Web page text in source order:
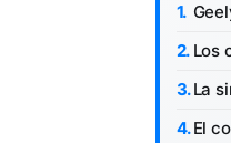
Los
La
El